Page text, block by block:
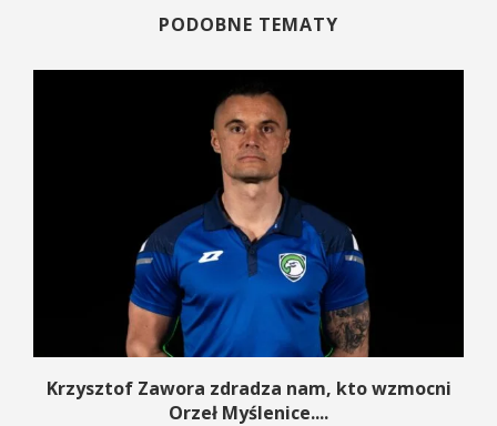
PODOBNE TEMATY
Krzysztof Zawora zdradza nam, kto wzmocni
Orzeł Myślenice....